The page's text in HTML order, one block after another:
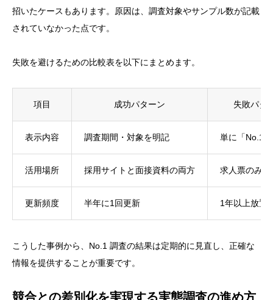
招いたケースもあります。原因は、調査対象やサンプル数が記載
されていなかった点です。
失敗を避けるための比較表を以下にまとめます。
項目 成功パターン 失敗パタ
表示内容 調査期間・対象を明記 単に「No.1
活用場所 採用サイトと面接資料の両方 求人票のみ
更新頻度 半年に1回更新 1年以上放置
こうした事例から、No.1 調査の結果は定期的に見直し、正確な
情報を提供することが重要です。
競合との差別化を実現する実態調査の進め方